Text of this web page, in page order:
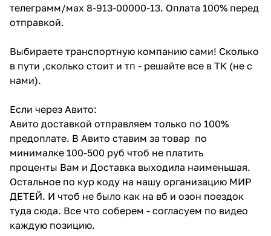
телеграмм/мах 8-913-00000-13. Оплата 100% перед
отправкой.
Выбираете транспортную компанию сами! Сколько
в пути ,сколько стоит и тп - решайте все в ТК (не с
нами).
Если через Авито:
Авито доставкой отправляем только по 100%
предоплате. В Авито ставим за товар по
минималке 100-500 руб чтоб не платить
проценты Вам и Доставка выходила наименьшая.
Остальное по кур коду на нашу организацию МИР
ДЕТЕЙ. И чтоб не было как на вб и озон поездок
туда сюда. Все что соберем - согласуем по видео
каждую позицию.